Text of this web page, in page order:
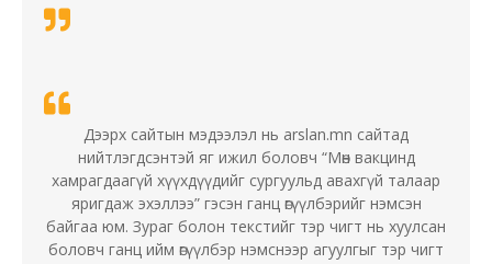
Дээрх сайтын мэдээлэл нь arslan.mn сайтад
нийтлэгдсэнтэй яг ижил боловч “Мөн вакцинд
хамрагдаагүй хүүхдүүдийг сургуульд авахгүй талаар
яригдаж эхэллээ” гэсэн ганц өгүүлбэрийг нэмсэн
байгаа юм. Зураг болон текстийг тэр чигт нь хуулсан
боловч ганц ийм өгүүлбэр нэмснээр агуулгыг тэр чигт